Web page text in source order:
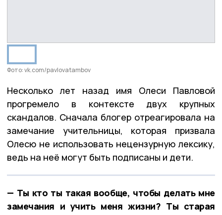
Фото: vk.com/pavlovatambov
Несколько лет назад имя Олеси Павловой
прогремело в контексте двух крупных
скандалов. Сначала блогер отреагировала на
замечание учительницы, которая призвала
Олесю не использовать нецензурную лексику,
ведь на неё могут быть подписаны и дети.
— Ты кто ты такая вообще, чтобы делать мне
замечания и учить меня жизни? Ты старая